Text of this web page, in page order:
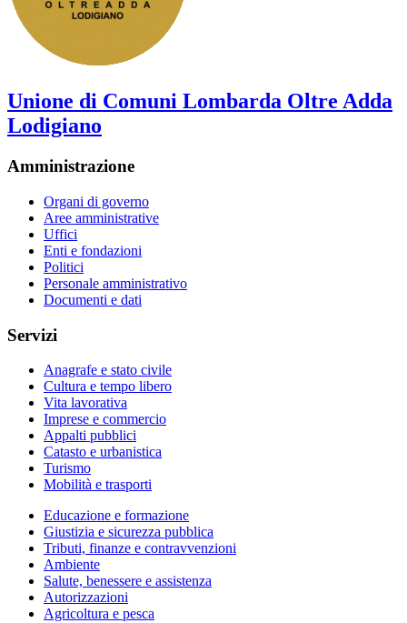
Unione di Comuni Lombarda Oltre Adda
Lodigiano
Amministrazione
Organi di governo
Aree amministrative
Uffici
Enti e fondazioni
Politici
Personale amministrativo
Documenti e dati
Servizi
Anagrafe e stato civile
Cultura e tempo libero
Vita lavorativa
Imprese e commercio
Appalti pubblici
Catasto e urbanistica
Turismo
Mobilità e trasporti
Educazione e formazione
Giustizia e sicurezza pubblica
Tributi, finanze e contravvenzioni
Ambiente
Salute, benessere e assistenza
Autorizzazioni
Agricoltura e pesca